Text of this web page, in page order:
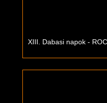
XIII. Dabasi napok -